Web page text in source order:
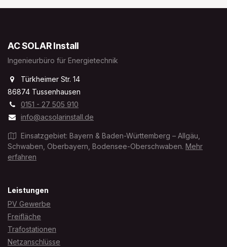
AC SOLAR Install
Ingenieurbüro für Energietechnik
Türkheimer Str. 14
86874 Tussenhausen
0151 - 27 505 910
info@acsolarinstall.de
Einsatzgebiet: Bayern & Baden-Württemberg – Allgäu,
Schwaben, Oberbayern, Bodensee-Oberschwaben. Mehr
erfahren
Leistungen
PV Gewerbe
Freifläche
Trafostationen
Netzanschlüsse